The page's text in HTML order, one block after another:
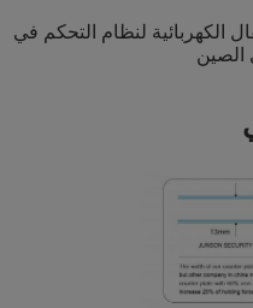
الكهربائية لنظام التحكم في
الصين